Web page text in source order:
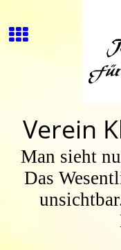
Verein
Man sieht
Das